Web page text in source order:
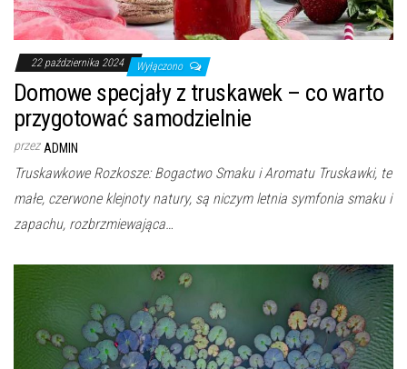
22 października 2024 Wyłączono
Domowe specjały z truskawek – co warto
przygotować samodzielnie
przez ADMIN
Truskawkowe Rozkosze: Bogactwo Smaku i Aromatu Truskawki, te
małe, czerwone klejnoty natury, są niczym letnia symfonia smaku i
zapachu, rozbrzmiewająca…